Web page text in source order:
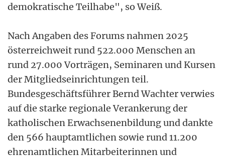
demokratische Teilhabe", so Weiß.
Nach Angaben des Forums nahmen 2025
österreichweit rund 522.000 Menschen an
rund 27.000 Vorträgen, Seminaren und Kursen
der Mitgliedseinrichtungen teil.
Bundesgeschäftsführer Bernd Wachter verwies
auf die starke regionale Verankerung der
katholischen Erwachsenenbildung und dankte
den 566 hauptamtlichen sowie rund 11.200
ehrenamtlichen Mitarbeiterinnen und